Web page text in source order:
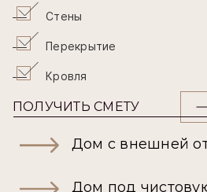
Стены
Перекрытие
Кровля
ПОЛУЧИТЬ СМЕТУ
Дом с внешней
Дом под